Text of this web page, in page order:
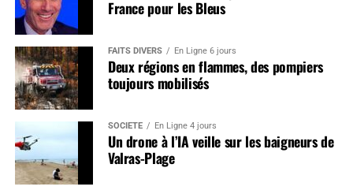
France pour les Bleus
FAITS DIVERS En Ligne 6 jours
Deux régions en flammes, des pompiers
toujours mobilisés
SOCIÉTÉ En Ligne 4 jours
Un drone à l’IA veille sur les baigneurs de
Valras-Plage